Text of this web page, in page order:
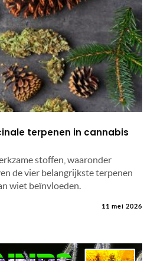
terpenen in cannabis
stoffen, waaronder
de vier belangrijkste terpenen
wiet beïnvloeden.
11 mei 2026